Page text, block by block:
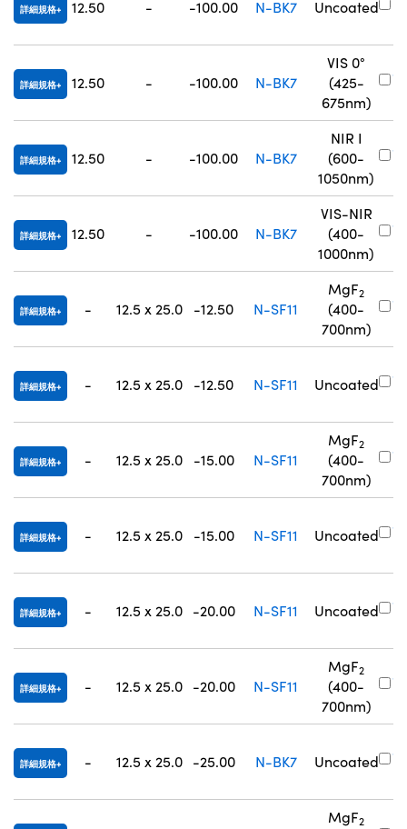
詳細規格 12.50 - -100.00 N-BK7 Uncoated
詳細規格 12.50 - -100.00 N-BK7
VIS 0°
(425-
675nm)
詳細規格 12.50 - -100.00 N-BK7
NIR I
(600-
1050nm)
詳細規格 12.50 - -100.00 N-BK7
VIS-NIR
(400-
1000nm)
詳細規格 - 12.5 x 25.0 -12.50 N-SF11
MgF2
(400-
700nm)
詳細規格 - 12.5 x 25.0 -12.50 N-SF11 Uncoated
詳細規格 - 12.5 x 25.0 -15.00 N-SF11
MgF2
(400-
700nm)
詳細規格 - 12.5 x 25.0 -15.00 N-SF11 Uncoated
詳細規格 - 12.5 x 25.0 -20.00 N-SF11 Uncoated
詳細規格 - 12.5 x 25.0 -20.00 N-SF11
MgF2
(400-
700nm)
詳細規格 - 12.5 x 25.0 -25.00 N-BK7 Uncoated
MgF2